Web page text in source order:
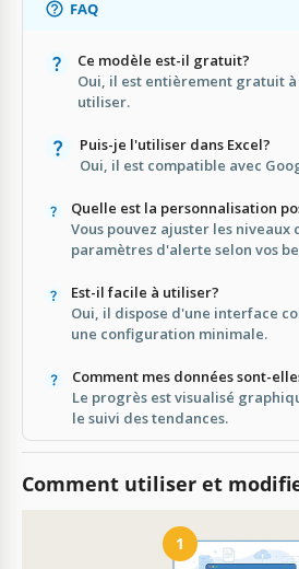
FAQ
Ce modèle est-il gratuit?
Oui, il est entièrement gratuit
utiliser.
Puis-je l'utiliser dans Excel?
Oui, il est compatible avec
Quelle est la personnalisation
Vous pouvez ajuster les niveaux
paramètres d'alerte selon vos
Est-il facile à utiliser?
Oui, il dispose d'une interface
une configuration minimale.
Comment mes données sont-
Le progrès est visualisé
le suivi des tendances.
Comment utiliser et
1